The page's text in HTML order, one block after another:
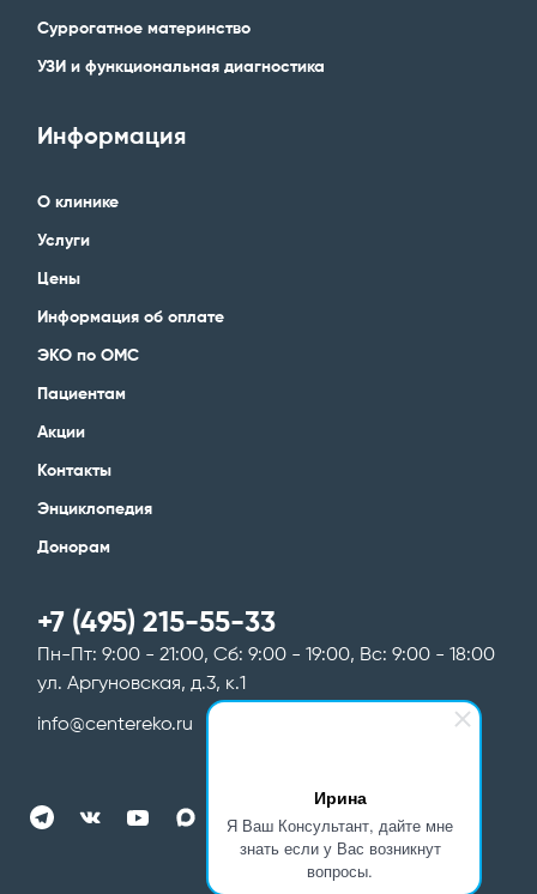
Ирина
Я Ваш Консультант, дайте мне
знать если у Вас возникнут
вопросы.
Суррогатное материнство
УЗИ и функциональная диагностика
Информация
О клинике
Услуги
Цены
Информация об оплате
ЭКО по ОМС
Пациентам
Акции
Контакты
Энциклопедия
Донорам
+7 (495) 215-55-33
Пн-Пт: 9:00 - 21:00, Сб: 9:00 - 19:00, Вс: 9:00 - 18:00
ул. Аргуновская, д.3, к.1
info@centereko.ru